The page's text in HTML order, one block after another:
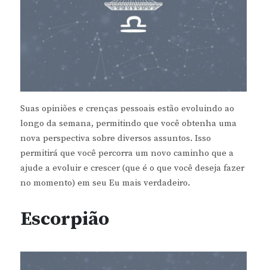
Suas opiniões e crenças pessoais estão evoluindo ao
longo da semana, permitindo que você obtenha uma
nova perspectiva sobre diversos assuntos. Isso
permitirá que você percorra um novo caminho que a
ajude a evoluir e crescer (que é o que você deseja fazer
no momento) em seu Eu mais verdadeiro.
Escorpião